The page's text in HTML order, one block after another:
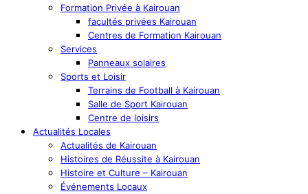
Formation Privée à Kairouan
facultés privées Kairouan
Centres de Formation Kairouan
Services
Panneaux solaires
Sports et Loisir
Terrains de Football à Kairouan
Salle de Sport Kairouan
Centre de loisirs
Actualités Locales
Actualités de Kairouan
Histoires de Réussite à Kairouan
Histoire et Culture – Kairouan
Événements Locaux